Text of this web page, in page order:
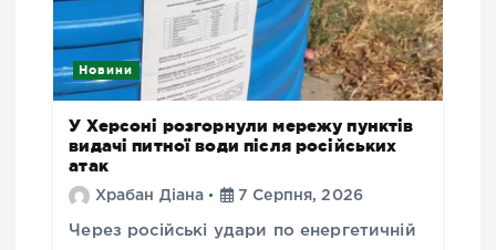
Новини
У Херсоні розгорнули мережу пунктів
видачі питної води після російських
атак
Храбан Діана 7 Серпня, 2026
Через російські удари по енергетичній